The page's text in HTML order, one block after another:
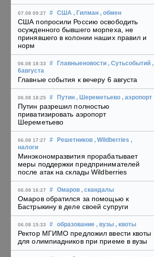
07.08 09:27 # США , Гилман , обмен
США попросили Россию освободить
осужденного бывшего морпеха, не
принявшего в колонии наших правил и
норм
06.08 18:33 # Главныеновости , Сутьсобытий ,
6августа
Главные события к вечеру 6 августа
06.08 18:25 # Путин , Шереметьево , аэропорт
Путин разрешил полностью
приватизировать аэропорт
Шереметьево
06.08 17:27 # Решетников , Wildberries ,
налоги
Минэкономразвития прорабатывает
меры поддержки предпринимателей
после атак на склады Wildberries
06.08 16:27 # Омаров , скандалы
Омаров обратился за помощью к
Бастрыкину в деле своей супруги
06.08 15:33 # образование , вузы , квоты
Ректор МГИМО предложил ввести квоты
для олимпиадников при приеме в вузы